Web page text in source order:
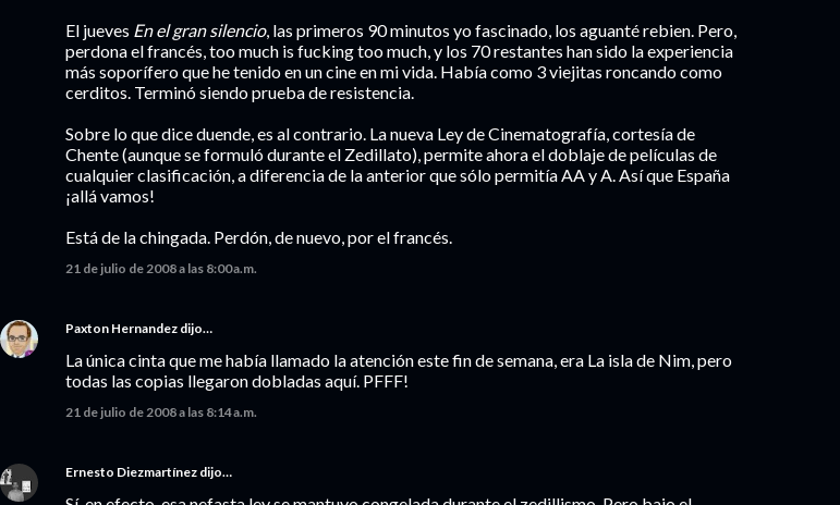
El jueves En el gran silencio, las primeros 90 minutos yo fascinado, los aguanté rebien. Pero,
perdona el francés, too much is fucking too much, y los 70 restantes han sido la experiencia
más soporífero que he tenido en un cine en mi vida. Había como 3 viejitas roncando como
cerditos. Terminó siendo prueba de resistencia.
Sobre lo que dice duende, es al contrario. La nueva Ley de Cinematografía, cortesía de
Chente (aunque se formuló durante el Zedillato), permite ahora el doblaje de películas de
cualquier clasificación, a diferencia de la anterior que sólo permitía AA y A. Así que España
¡allá vamos!
Está de la chingada. Perdón, de nuevo, por el francés.
21 de julio de 2008 a las 8:00 a.m.
Paxton Hernandez dijo…
La única cinta que me había llamado la atención este fin de semana, era La isla de Nim, pero
todas las copias llegaron dobladas aquí. PFFF!
21 de julio de 2008 a las 8:14 a.m.
Ernesto Diezmartínez dijo…